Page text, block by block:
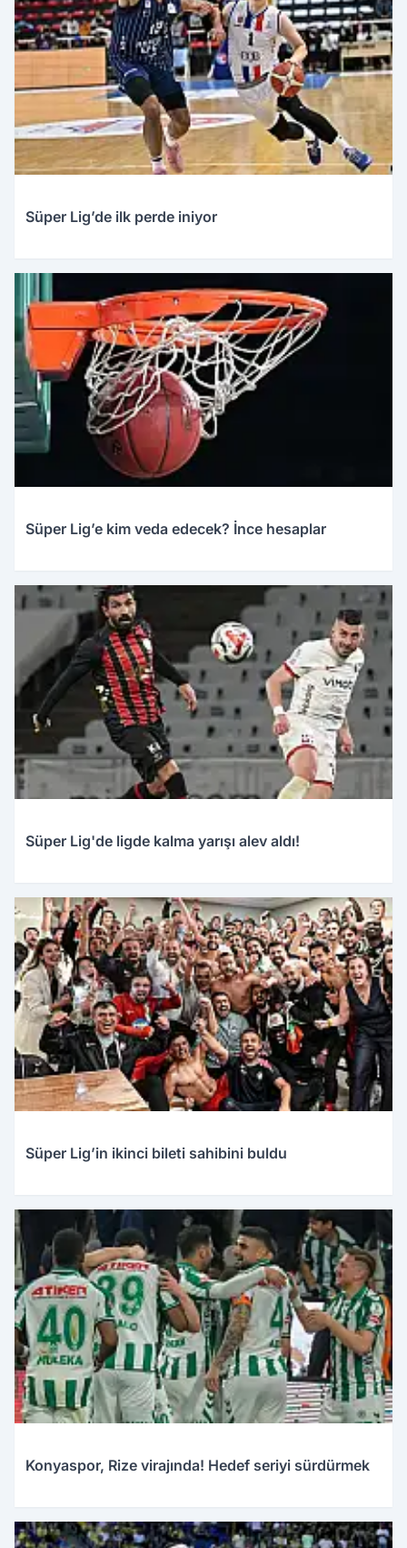
Süper Lig’de ilk perde iniyor
Süper Lig’e kim veda edecek? İnce hesaplar
Süper Lig'de ligde kalma yarışı alev aldı!
Süper Lig’in ikinci bileti sahibini buldu
Konyaspor, Rize virajında! Hedef seriyi sürdürmek